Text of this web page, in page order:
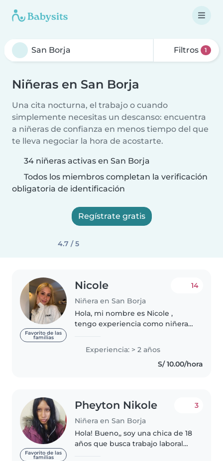
Filtros 1
Niñeras en San Borja
Una cita nocturna, el trabajo o cuando
simplemente necesitas un descanso: encuentra
a niñeras de confianza en menos tiempo del que
te lleva negociar la hora de acostarte.
34 niñeras activas en San Borja
Todos los miembros completan la verificación
obligatoria de identificación
Regístrate gratis
4.7 / 5
Favorito de las
familias
Nicole
Niñera en San Borja
14
Hola, mi nombre es Nicole ,
tengo experiencia como niñera
cuidando a hijos de conocidos,
soy muy creativa y pacienciosa,
puedo trabajar a todas horas los..
Experiencia: > 2 años
S/ 10.00/hora
Favorito de las
familias
Pheyton Nikole
Niñera en San Borja
3
Hola! Bueno,, soy una chica de 18
años que busca trabajo laboral